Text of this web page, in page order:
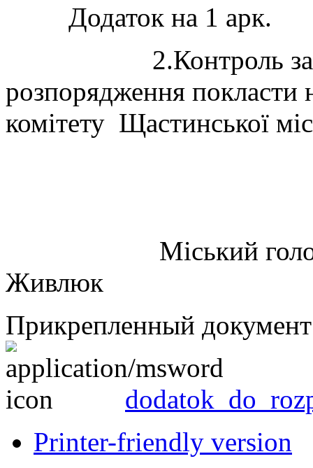
Додаток на 1 арк.
2.Контроль за
розпорядження покласти
комітету Щастинської
Міський
Живлюк
Прикрепленный
Printer-friendly version